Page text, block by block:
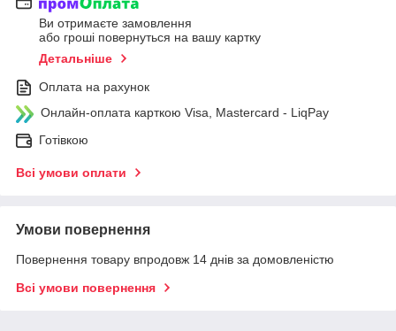
Ви отримаєте замовлення
або гроші повернуться на вашу картку
Детальніше
Оплата на рахунок
Онлайн-оплата карткою Visa, Mastercard - LiqPay
Готівкою
Всі умови оплати
Умови повернення
Повернення товару впродовж 14 днів за домовленістю
Всі умови повернення